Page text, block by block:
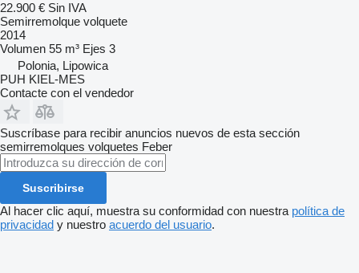
22.900 € Sin IVA
Semirremolque volquete
2014
Volumen 55 m³ Ejes 3
Polonia, Lipowica
PUH KIEL-MES
Contacte con el vendedor
Suscríbase para recibir anuncios nuevos de esta sección
semirremolques volquetes Feber
Suscribirse
Al hacer clic aquí, muestra su conformidad con nuestra política de
privacidad y nuestro acuerdo del usuario.